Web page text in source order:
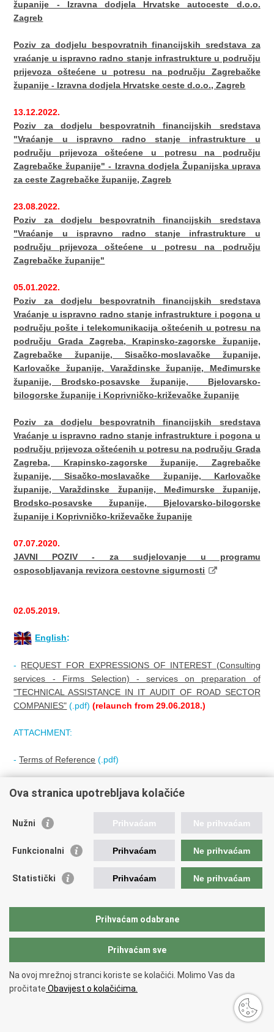
županije - Izravna dodjela Hrvatske autoceste d.o.o.
Zagreb
Poziv za dodjelu bespovratnih financijskih sredstava za
vraćanje u ispravno radno stanje infrastrukture u području
prijevoza oštećene u potresu na području Zagrebačke
županije - Izravna dodjela Hrvatske ceste d.o.o., Zagreb
13.12.2022.
Poziv za dodjelu bespovratnih financijskih sredstava
"Vraćanje u ispravno radno stanje infrastrukture u
području prijevoza oštećene u potresu na području
Zagrebačke županije" - Izravna dodjela Županijska uprava
za ceste Zagrebačke županije, Zagreb
23.08.2022.
Poziv za dodjelu bespovratnih financijskih sredstava
"Vraćanje u ispravno radno stanje infrastrukture u
području prijevoza oštećene u potresu na području
Zagrebačke županije"
05.01.2022.
Poziv za dodjelu bespovratnih financijskih sredstava
Vraćanje u ispravno radno stanje infrastrukture i pogona u
području pošte i telekomunikacija oštećenih u potresu na
području Grada Zagreba, Krapinsko-zagorske županije,
Zagrebačke županije, Sisačko-moslavačke županije,
Karlovačke županije, Varaždinske županije, Međimurske
županije, Brodsko-posavske županije, Bjelovarsko-
bilogorske županije i Koprivničko-križevačke županije
Poziv za dodjelu bespovratnih financijskih sredstava
Vraćanje u ispravno radno stanje infrastrukture i pogona u
području prijevoza oštećenih u potresu na području Grada
Zagreba, Krapinsko-zagorske županije, Zagrebačke
županije, Sisačko-moslavačke županije, Karlovačke
županije, Varaždinske županije, Međimurske županije,
Brodsko-posavske županije, Bjelovarsko-bilogorske
županije i Koprivničko-križevačke županije
07.07.2020.
JAVNI POZIV - za sudjelovanje u programu
osposobljavanja revizora cestovne sigurnosti
02.05.2019.
English:
- REQUEST FOR EXPRESSIONS OF INTEREST (Consulting
services - Firms Selection) - services on preparation of
"TECHNICAL ASSISTANCE IN IT AUDIT OF ROAD SECTOR
COMPANIES" (.pdf)(relaunch from 29.06.2018.)
ATTACHMENT:
-Terms of Reference (.pdf)
18.07.2018.
English
-REQUEST FOR EXPRESSIONS OF INTEREST (Consulting
services - Firms Selection) - services on preparation of
"DEVELOPMENT OF DESIGN DOCUMENTS "LEGAL
MOTORWAYS"(.pdf)
ATTACHMENT:
-Terms of Reference(.pdf)
Ova stranica upotrebljava kolačiće
Nužni Prihvaćam Ne prihvaćam
Funkcionalni Prihvaćam Ne prihvaćam
Statistički Prihvaćam Ne prihvaćam
Prihvaćam odabrane
Prihvaćam sve
Na ovoj mrežnoj stranci koriste se kolačići. Molimo Vas da
pročitate Obavijest o kolačićima.